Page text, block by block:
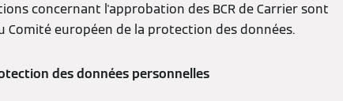
concernant l'approbation des BCR de Carrier sont
européen de la protection des données.
des données personnelles